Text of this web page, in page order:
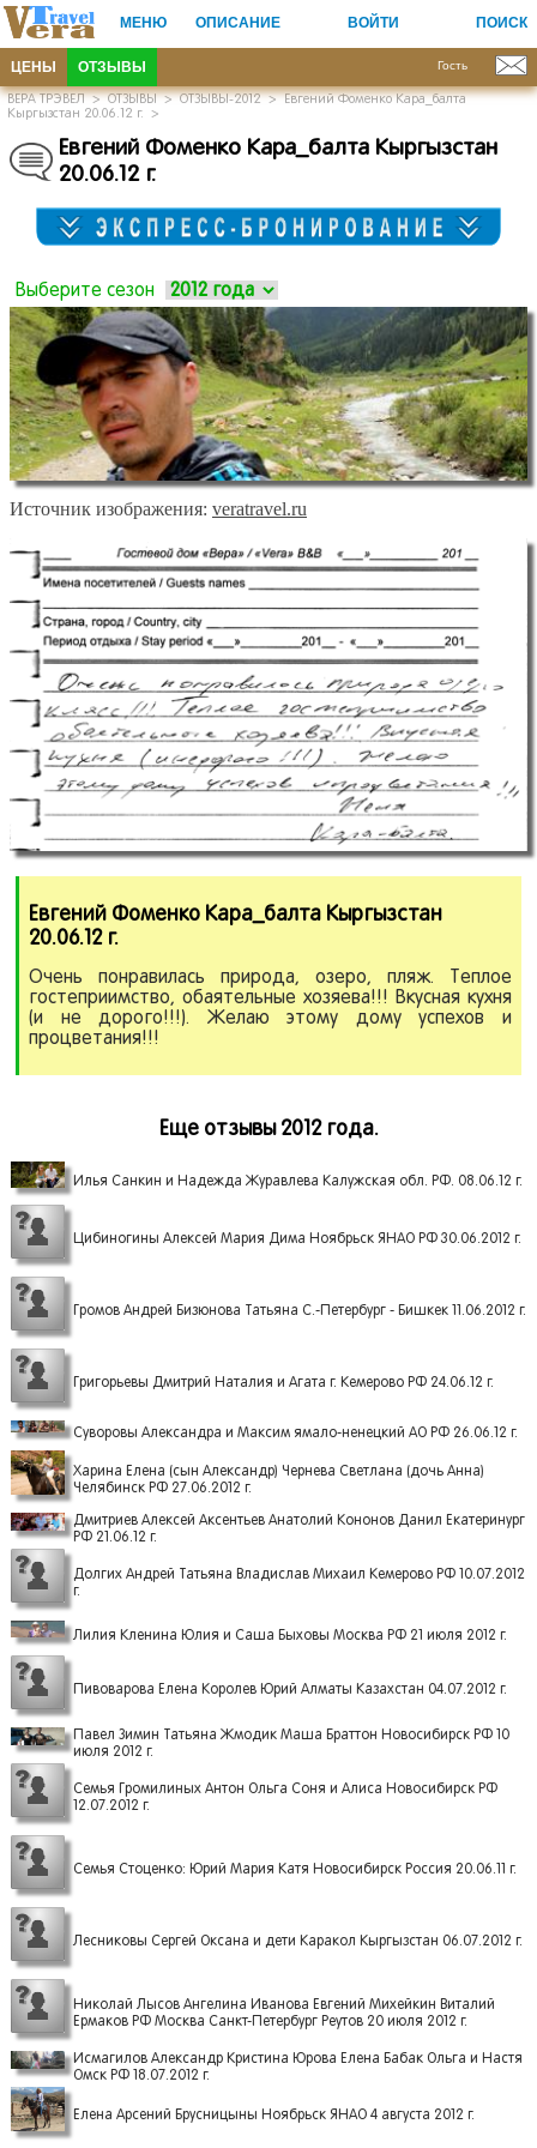
МЕНЮ ОПИСАНИЕ ВОЙТИ ПОИСК
ЦЕНЫ ОТЗЫВЫ Гость
ВЕРА ТРЭВЕЛ>ОТЗЫВЫ>ОТЗЫВЫ-2012>Евгений Фоменко Кара_балта
Кыргызстан 20.06.12 г. >
Евгений Фоменко Кара_балта Кыргызстан
20.06.12 г.
Выберите сезон
Источник изображения: veratravel.ru
Евгений Фоменко Кара_балта Кыргызстан
20.06.12 г.
Очень понравилась природа, озеро, пляж. Теплое
гостеприимство, обаятельные хозяева!!! Вкусная кухня
(и не дорого!!!). Желаю этому дому успехов и
процветания!!!
Еще отзывы 2012 года.
Илья Санкин и Надежда Журавлева Калужская обл. РФ. 08.06.12 г.
Цибиногины Алексей Мария Дима Ноябрьск ЯНАО РФ 30.06.2012 г.
Громов Андрей Бизюнова Татьяна С.-Петербург - Бишкек 11.06.2012 г.
Григорьевы Дмитрий Наталия и Агата г. Кемерово РФ 24.06.12 г.
Суворовы Александра и Максим ямало-ненецкий АО РФ 26.06.12 г.
Харина Елена (сын Александр) Чернева Светлана (дочь Анна)
Челябинск РФ 27.06.2012 г.
Дмитриев Алексей Аксентьев Анатолий Кононов Данил Екатеринург
РФ 21.06.12 г.
Долгих Андрей Татьяна Владислав Михаил Кемерово РФ 10.07.2012
г.
Лилия Кленина Юлия и Саша Быховы Москва РФ 21 июля 2012 г.
Пивоварова Елена Королев Юрий Алматы Казахстан 04.07.2012 г.
Павел Зимин Татьяна Жмодик Маша Браттон Новосибирск РФ 10
июля 2012 г.
Семья Громилиных Антон Ольга Соня и Алиса Новосибирск РФ
12.07.2012 г.
Семья Стоценко: Юрий Мария Катя Новосибирск Россия 20.06.11 г.
Лесниковы Сергей Оксана и дети Каракол Кыргызстан 06.07.2012 г.
Николай Лысов Ангелина Иванова Евгений Михейкин Виталий
Ермаков РФ Москва Санкт-Петербург Реутов 20 июля 2012 г.
Исмагилов Александр Кристина Юрова Елена Бабак Ольга и Настя
Омск РФ 18.07.2012 г.
Елена Арсений Брусницыны Ноябрьск ЯНАО 4 августа 2012 г.